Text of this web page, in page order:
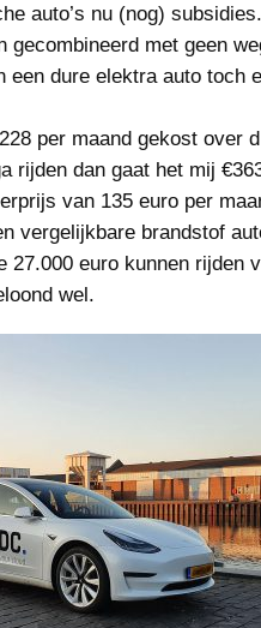
auto’s nu (nog)
gecombineerd met geen
een dure elektra auto toch
per maand gekost over
rijden dan gaat het mij
van 135 euro per
vergelijkbare brandstof
27.000 euro kunnen rijden
wel.